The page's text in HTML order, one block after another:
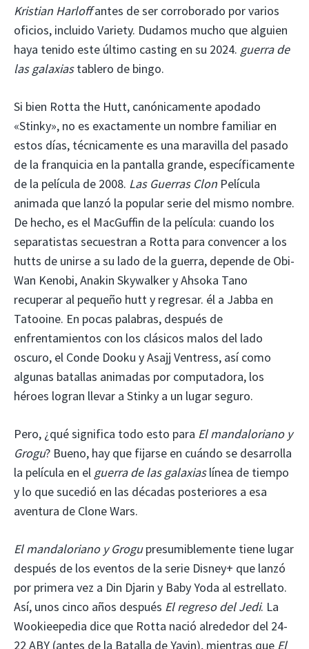
Kristian Harloffantes de ser corroborado por varios
oficios, incluido Variety. Dudamos mucho que alguien
haya tenido este último casting en su 2024. guerra de
las galaxiastablero de bingo.
Si bien Rotta the Hutt, canónicamente apodado
«Stinky», no es exactamente un nombre familiar en
estos días, técnicamente es una maravilla del pasado
de la franquicia en la pantalla grande, específicamente
de la película de 2008. Las Guerras Clon Película
animada que lanzó la popular serie del mismo nombre.
De hecho, es el MacGuffin de la película: cuando los
separatistas secuestran a Rotta para convencer a los
hutts de unirse a su lado de la guerra, depende de Obi-
Wan Kenobi, Anakin Skywalker y Ahsoka Tano
recuperar al pequeño hutt y regresar. él a Jabba en
Tatooine. En pocas palabras, después de
enfrentamientos con los clásicos malos del lado
oscuro, el Conde Dooku y Asajj Ventress, así como
algunas batallas animadas por computadora, los
héroes logran llevar a Stinky a un lugar seguro.
Pero, ¿qué significa todo esto para El mandaloriano y
Grogu? Bueno, hay que fijarse en cuándo se desarrolla
la película en el guerra de las galaxiaslínea de tiempo
y lo que sucedió en las décadas posteriores a esa
aventura de Clone Wars.
El mandaloriano y Grogupresumiblemente tiene lugar
después de los eventos de la serie Disney+ que lanzó
por primera vez a Din Djarin y Baby Yoda al estrellato.
Así, unos cinco años después El regreso del Jedi. La
Wookieepedia dice que Rotta nació alrededor del 24-
22 ABY (antes de la Batalla de Yavin), mientras que El